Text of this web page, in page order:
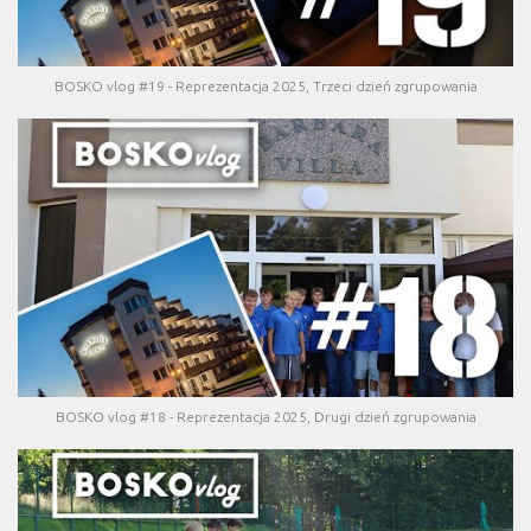
BOSKO vlog #19 - Reprezentacja 2025, Trzeci dzień zgrupowania
BOSKO vlog #18 - Reprezentacja 2025, Drugi dzień zgrupowania